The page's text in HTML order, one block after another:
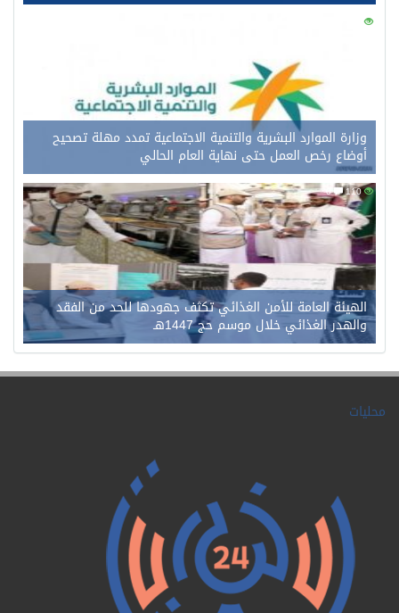
130
وزارة الموارد البشرية والتنمية الاجتماعية تمدد مهلة تصحيح
أوضاع رخص العمل حتى نهاية العام الحالي
110
0
الهيئة العامة للأمن الغذائي تكثف جهودها للحد من الفقد
والهدر الغذائي خلال موسم حج 1447هـ
محليات